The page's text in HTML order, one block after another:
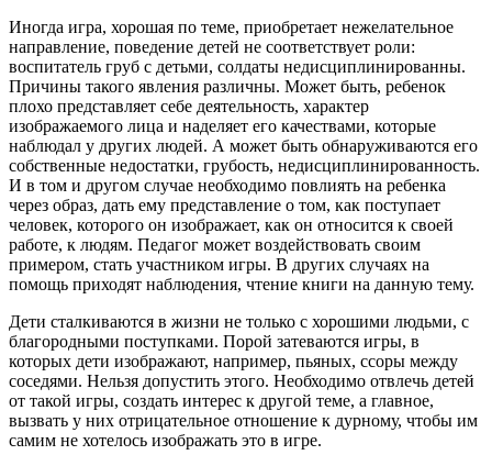
Иногда игра, хорошая по теме, приобретает нежелательное
направление, поведение детей не соответствует роли:
воспитатель груб с детьми, солдаты недисциплинированны.
Причины такого явления различны. Может быть, ребенок
плохо представляет себе деятельность, характер
изображаемого лица и наделяет его качествами, которые
наблюдал у других людей. А может быть обнаруживаются его
собственные недостатки, грубость, недисциплинированность.
И в том и другом случае необходимо повлиять на ребенка
через образ, дать ему представление о том, как поступает
человек, которого он изображает, как он относится к своей
работе, к людям. Педагог может воздействовать своим
примером, стать участником игры. В других случаях на
помощь приходят наблюдения, чтение книги на данную тему.
Дети сталкиваются в жизни не только с хорошими людьми, с
благородными поступками. Порой затеваются игры, в
которых дети изображают, например, пьяных, ссоры между
соседями. Нельзя допустить этого. Необходимо отвлечь детей
от такой игры, создать интерес к другой теме, а главное,
вызвать у них отрицательное отношение к дурному, чтобы им
самим не хотелось изображать это в игре.